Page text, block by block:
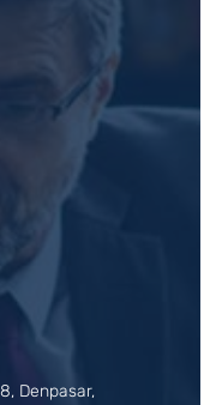
Denpasar,